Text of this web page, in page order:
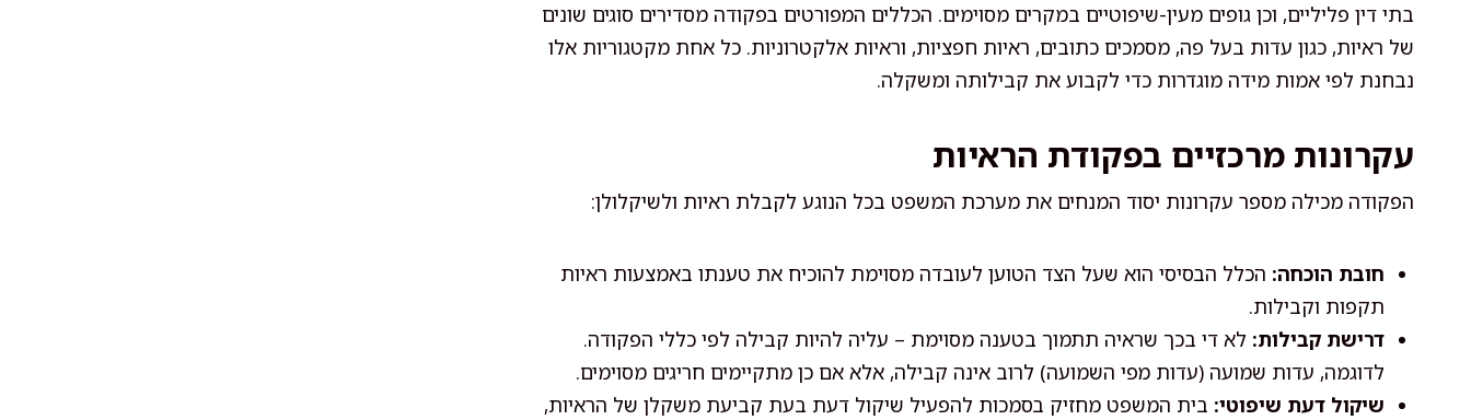
בתי דין פליליים, וכן גופים מעין-שיפוטיים במקרים מסוימים. הכללים המפורטים בפקודה מסדירים סוגים שונים
של ראיות, כגון עדות בעל פה, מסמכים כתובים, ראיות חפציות, וראיות אלקטרוניות. כל אחת מקטגוריות אלו
נבחנת לפי אמות מידה מוגדרות כדי לקבוע את קבילותה ומשקלה.
עקרונות מרכזיים בפקודת הראיות
הפקודה מכילה מספר עקרונות יסוד המנחים את מערכת המשפט בכל הנוגע לקבלת ראיות ולשיקלולן:
חובת הוכחה: הכלל הבסיסי הוא שעל הצד הטוען לעובדה מסוימת להוכיח את טענתו באמצעות ראיות
תקפות וקבילות.
דרישת קבילות: לא די בכך שראיה תתמוך בטענה מסוימת – עליה להיות קבילה לפי כללי הפקודה.
לדוגמה, עדות שמועה (עדות מפי השמועה) לרוב אינה קבילה, אלא אם כן מתקיימים חריגים מסוימים.
שיקול דעת שיפוטי: בית המשפט מחזיק בסמכות להפעיל שיקול דעת בעת קביעת משקלן של הראיות,